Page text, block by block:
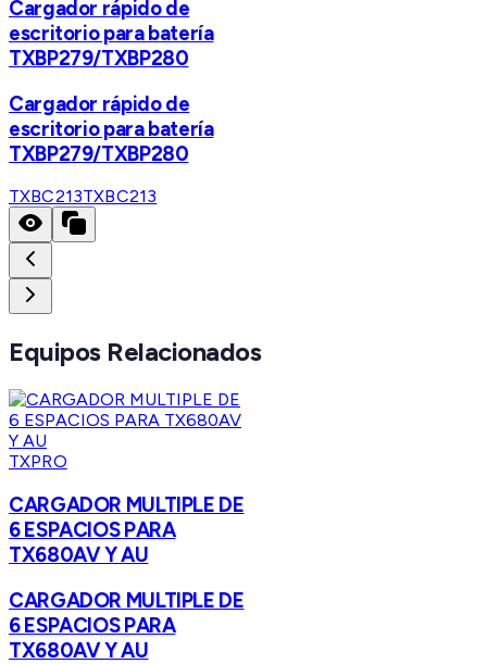
Cargador rápido de
escritorio para batería
TXBP279/TXBP280
Cargador rápido de
escritorio para batería
TXBP279/TXBP280
TXBC213TXBC213
Equipos Relacionados
TXPRO
CARGADOR MULTIPLE DE
6 ESPACIOS PARA
TX680AV Y AU
CARGADOR MULTIPLE DE
6 ESPACIOS PARA
TX680AV Y AU